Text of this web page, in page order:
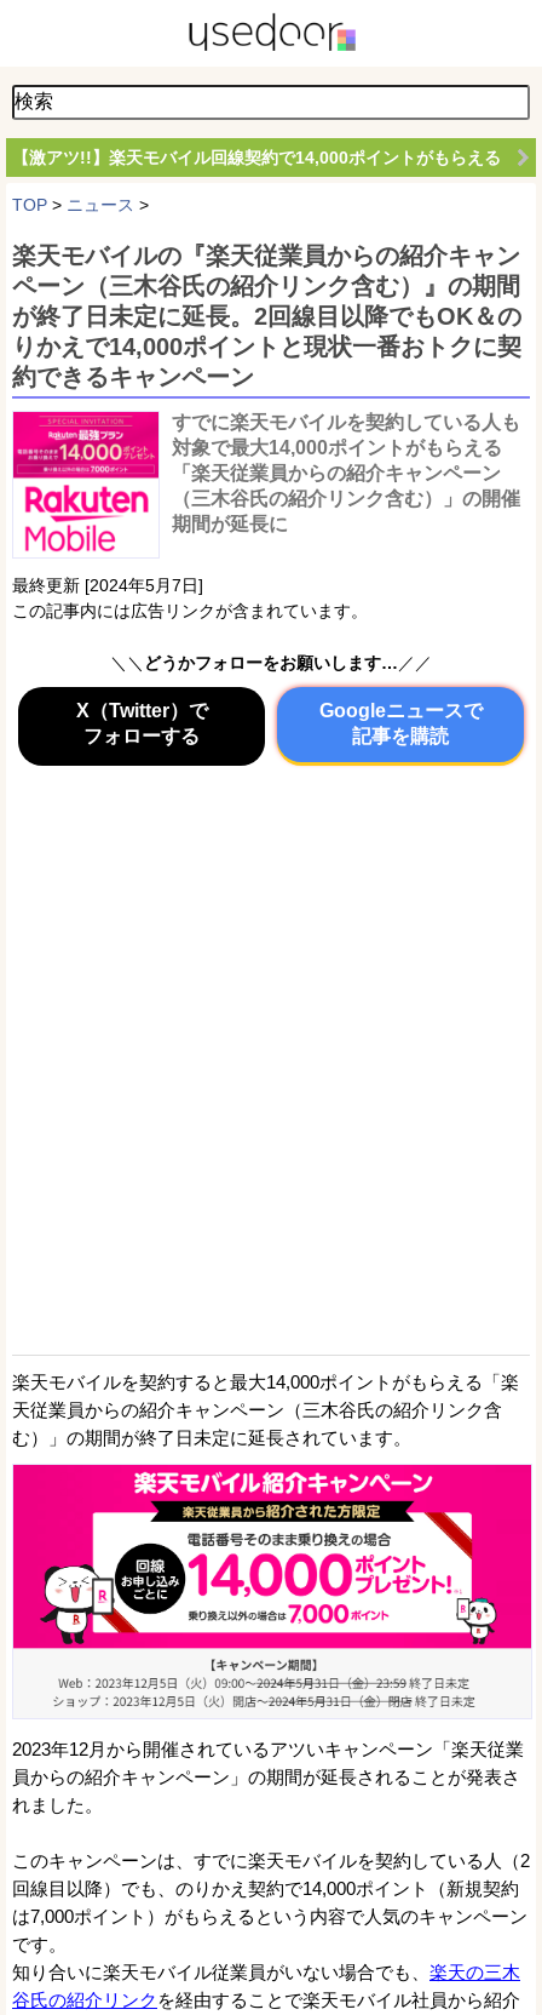
【激アツ!!】楽天モバイル回線契約で14,000ポイントがもらえる
TOP > ニュース >
楽天モバイルの『楽天従業員からの紹介キャン
ペーン（三木谷氏の紹介リンク含む）』の期間
が終了日未定に延長。2回線目以降でもOK＆の
りかえで14,000ポイントと現状一番おトクに契
約できるキャンペーン
すでに楽天モバイルを契約している人も
対象で最大14,000ポイントがもらえる
「楽天従業員からの紹介キャンペーン
（三木谷氏の紹介リンク含む）」の開催
期間が延長に
最終更新 [2024年5月7日]
この記事内には広告リンクが含まれています。
＼＼ どうかフォローをお願いします… ／／
X（Twitter）で
フォローする
Googleニュースで
記事を購読
楽天モバイルを契約すると最大14,000ポイントがもらえる「楽
天従業員からの紹介キャンペーン（三木谷氏の紹介リンク含
む）」の期間が終了日未定に延長されています。
2023年12月から開催されているアツいキャンペーン「楽天従業
員からの紹介キャンペーン」の期間が延長されることが発表さ
れました。
このキャンペーンは、すでに楽天モバイルを契約している人（2
回線目以降）でも、のりかえ契約で14,000ポイント（新規契約
は7,000ポイント）がもらえるという内容で人気のキャンペーン
です。
知り合いに楽天モバイル従業員がいない場合でも、 楽天の三木
谷氏の紹介リンク を経由することで楽天モバイル社員から紹介